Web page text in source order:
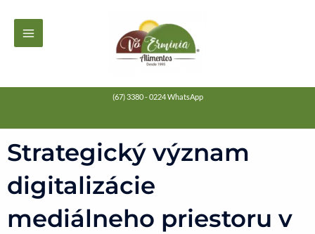
para
MENU
(67) 3380 - 0224 WhatsApp
Strategický význam
digitalizácie
mediálneho priestoru v